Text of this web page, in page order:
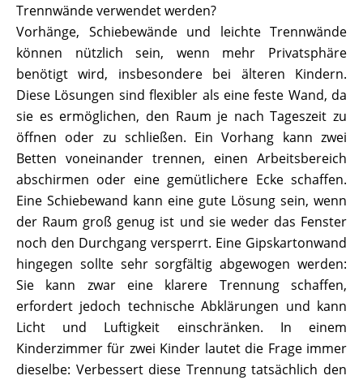
Trennwände verwendet werden?
Vorhänge, Schiebewände und leichte Trennwände
können nützlich sein, wenn mehr Privatsphäre
benötigt wird, insbesondere bei älteren Kindern.
Diese Lösungen sind flexibler als eine feste Wand, da
sie es ermöglichen, den Raum je nach Tageszeit zu
öffnen oder zu schließen. Ein Vorhang kann zwei
Betten voneinander trennen, einen Arbeitsbereich
abschirmen oder eine gemütlichere Ecke schaffen.
Eine Schiebewand kann eine gute Lösung sein, wenn
der Raum groß genug ist und sie weder das Fenster
noch den Durchgang versperrt. Eine Gipskartonwand
hingegen sollte sehr sorgfältig abgewogen werden:
Sie kann zwar eine klarere Trennung schaffen,
erfordert jedoch technische Abklärungen und kann
Licht und Luftigkeit einschränken. In einem
Kinderzimmer für zwei Kinder lautet die Frage immer
dieselbe: Verbessert diese Trennung tatsächlich den